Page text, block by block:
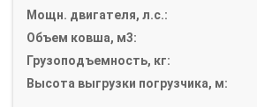
Мощн. двигателя, л.с.:
Объем ковша, м3:
Грузоподъемность, кг:
Высота выгрузки погрузчика, м: